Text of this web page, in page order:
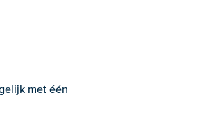
met één